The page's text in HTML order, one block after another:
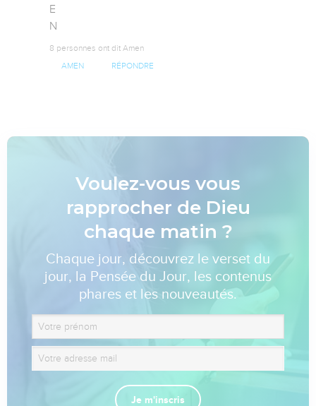
E
N
8 personnes ont dit Amen
AMEN RÉPONDRE
Voulez-vous vous
rapprocher de Dieu
chaque matin ?
Chaque jour, découvrez le verset du
jour, la Pensée du Jour, les contenus
phares et les nouveautés.
Je m'inscris